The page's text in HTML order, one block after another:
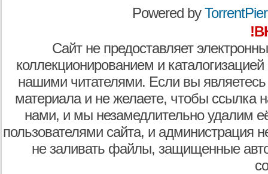
Powered by
Сайт не предоставляет
коллекционированием и
нашими читателями. Если вы являетесь
материала и не желаете, чтобы ссылка
нами, и мы незамедлительно удалим
пользователями сайта, и администрация
не заливать файлы, защищенные